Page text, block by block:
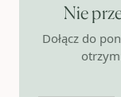
Nie
Dołącz do